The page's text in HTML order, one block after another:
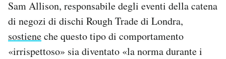
Sam Allison, responsabile degli eventi della catena
di negozi di dischi Rough Trade di Londra,
sostieneche questo tipo di comportamento
«irrispettoso» sia diventato «la norma durante i